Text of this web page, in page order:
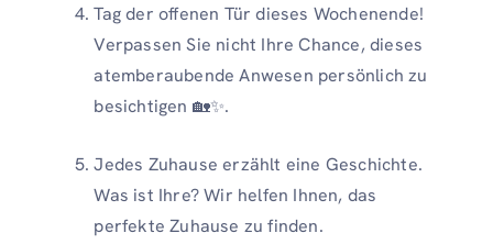
Tag der offenen Tür dieses Wochenende!
Verpassen Sie nicht Ihre Chance, dieses
atemberaubende Anwesen persönlich zu
besichtigen 🏡✨.
Jedes Zuhause erzählt eine Geschichte.
Was ist Ihre? Wir helfen Ihnen, das
perfekte Zuhause zu finden.